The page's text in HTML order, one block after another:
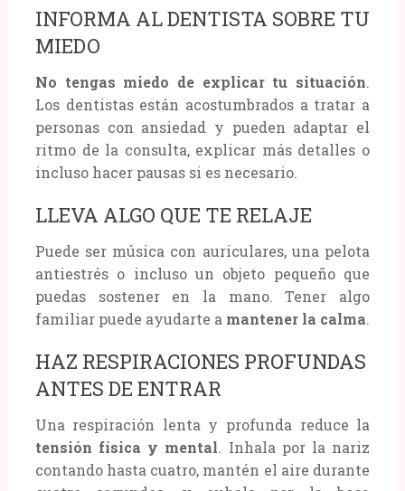
INFORMA AL DENTISTA SOBRE TU
MIEDO
No tengas miedo de explicar tu situación.
Los dentistas están acostumbrados a tratar a
personas con ansiedad y pueden adaptar el
ritmo de la consulta, explicar más detalles o
incluso hacer pausas si es necesario.
LLEVA ALGO QUE TE RELAJE
Puede ser música con auriculares, una pelota
antiestrés o incluso un objeto pequeño que
puedas sostener en la mano. Tener algo
familiar puede ayudarte a mantener la calma.
HAZ RESPIRACIONES PROFUNDAS
ANTES DE ENTRAR
Una respiración lenta y profunda reduce la
tensión física y mental. Inhala por la nariz
contando hasta cuatro, mantén el aire durante